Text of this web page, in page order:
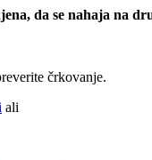
da se nahaja na
črkovanje.
ali